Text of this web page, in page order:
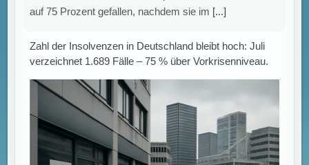
IWH-Insolvenztrend: Hohe Anzahl an
Wirtschaftsforschung Halle (IWH) veröffentlicht in
seiner aktuellen Analyse eine nahezu konstante Anzahl
an Insolvenzen von[...]
Eltern bereit zu zahlen: Soziale Faktoren beeinflussen
die Nutzung von KI für Hausaufgaben und Lernhilfen.